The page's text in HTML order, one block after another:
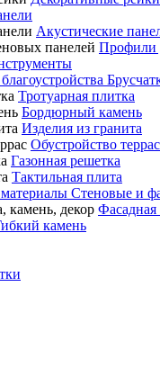
Акустические
Профили
Тротуарная плитка
Бордюрный камень
Изделия из гранита
Обустройство террас
Газонная решетка
Тактильная плита
Стеновые и
Фасадная
камень